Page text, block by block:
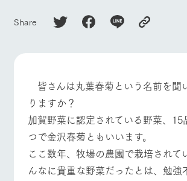
本日の営業時間
や牧場の天気、
状況などを毎日
Ark館ヶ森で開
催しているイベ
情報やスケジュ
施設・体験情報
フラワー
ガーデン
花のある美しい
自然環境の中、
触れて、感じ
て、学ぶ。館ヶ
牧場に行く
生産品を見る
ArkFarm Wedding
今日の牧場
イベント/フェア レストラン/BBQ
Share
皆さんは丸葉春菊という名前を聞
りますか？
加賀野菜に認定されている野菜、15
つで金沢春菊ともいいます。
ここ数年、牧場の農園で栽培されて
んなに貴重な野菜だったとは、勉強